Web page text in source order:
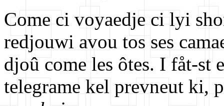
Come ci voyaedje ci lyi
redjouwi avou tos ses
djoû come les ôtes. I fåt-
telegrame kel prevneut ki,